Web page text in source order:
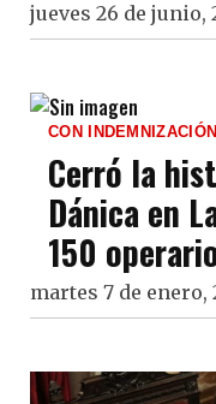
jueves 26 de junio,
CON
Cerró la
Dánica en
150
martes 7 de enero,